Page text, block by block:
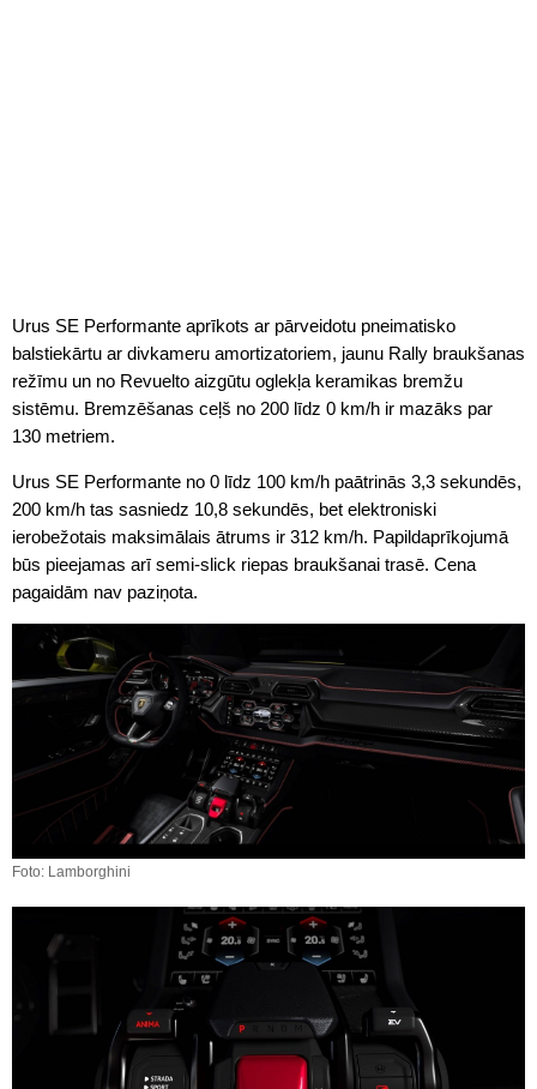
Urus SE Performante aprīkots ar pārveidotu pneimatisko
balstiekārtu ar divkameru amortizatoriem, jaunu Rally braukšanas
režīmu un no Revuelto aizgūtu oglekļa keramikas bremžu
sistēmu. Bremzēšanas ceļš no 200 līdz 0 km/h ir mazāks par
130 metriem.
Urus SE Performante no 0 līdz 100 km/h paātrinās 3,3 sekundēs,
200 km/h tas sasniedz 10,8 sekundēs, bet elektroniski
ierobežotais maksimālais ātrums ir 312 km/h. Papildaprīkojumā
būs pieejamas arī semi-slick riepas braukšanai trasē. Cena
pagaidām nav paziņota.
Foto: Lamborghini